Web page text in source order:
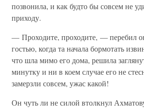
позвонила, и как будто бы совсем не
приходу.
— Проходите, проходите, — перебил
гостью, когда та начала бормотать
что шла мимо его дома, решила
минутку и ни в коем случае его не
замерзли совсем, ужас какой!
Он чуть ли не силой втолкнул